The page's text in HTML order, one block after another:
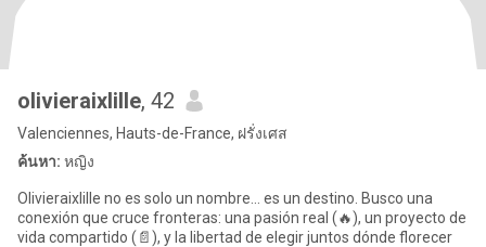
olivieraixlille, 42
Valenciennes, Hauts-de-France, ฝรั่งเศส
ค้นหา: หญิง
Olivieraixlille no es solo un nombre… es un destino. Busco una
conexión que cruce fronteras: una pasión real (🔥), un proyecto de
vida compartido (📄), y la libertad de elegir juntos dónde florecer